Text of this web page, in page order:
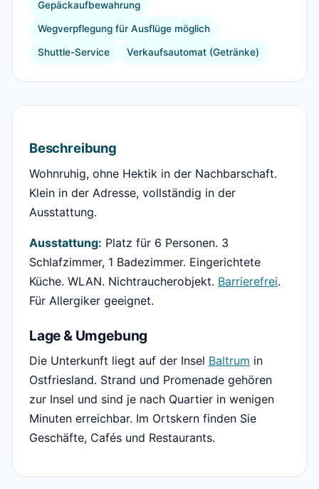
Gepäckaufbewahrung
Wegverpflegung für Ausflüge möglich
Shuttle-Service Verkaufsautomat (Getränke)
Beschreibung
Wohnruhig, ohne Hektik in der Nachbarschaft.
Klein in der Adresse, vollständig in der
Ausstattung.
Ausstattung: Platz für 6 Personen. 3
Schlafzimmer, 1 Badezimmer. Eingerichtete
Küche. WLAN. Nichtraucherobjekt. Barrierefrei.
Für Allergiker geeignet.
Lage & Umgebung
Die Unterkunft liegt auf der Insel Baltrum in
Ostfriesland. Strand und Promenade gehören
zur Insel und sind je nach Quartier in wenigen
Minuten erreichbar. Im Ortskern finden Sie
Geschäfte, Cafés und Restaurants.